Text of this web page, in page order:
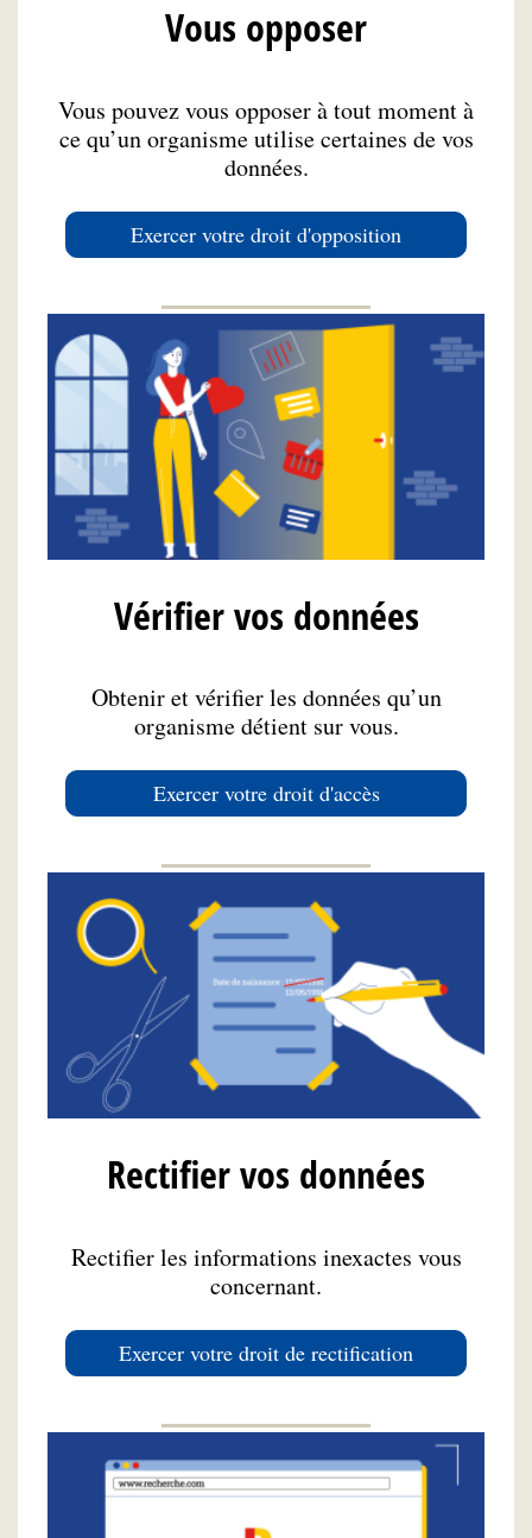
Vous opposer
Vous pouvez vous opposer à tout moment à
ce qu’un organisme utilise certaines de vos
données.
Exercer votre droit d'opposition
Vérifier vos données
Obtenir et vérifier les données qu’un
organisme détient sur vous.
Exercer votre droit d'accès
Rectifier vos données
Rectifier les informations inexactes vous
concernant.
Exercer votre droit de rectification